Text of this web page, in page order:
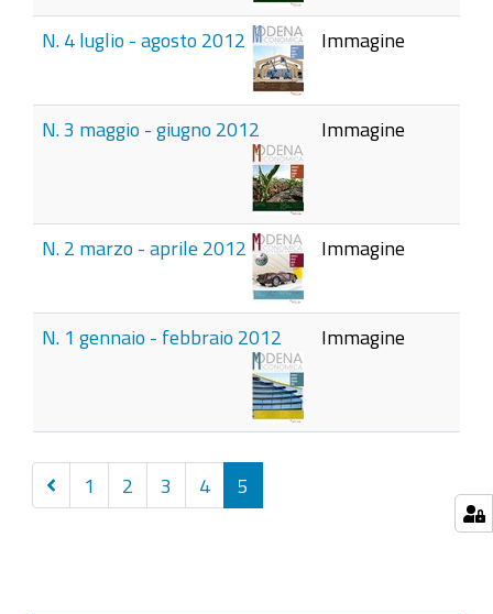
N. 4 luglio - agosto 2012 Immagine
N. 3 maggio - giugno 2012 Immagine
N. 2 marzo - aprile 2012 Immagine
N. 1 gennaio - febbraio 2012 Immagine
Precedenti
20
1 2 3 4 5